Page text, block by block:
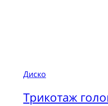
Диско
Трикотаж